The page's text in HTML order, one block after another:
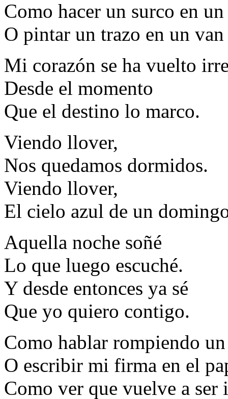
Como hacer un surco en
O pintar un trazo en un
Mi corazón se ha vuelto
Desde el momento
Que el destino lo marco.
Viendo llover,
Nos quedamos dormidos.
Viendo llover,
El cielo azul de un
Aquella noche soñé
Lo que luego escuché.
Y desde entonces ya sé
Que yo quiero contigo.
Como hablar rompiendo
O escribir mi firma en el
Como ver que vuelve a ser